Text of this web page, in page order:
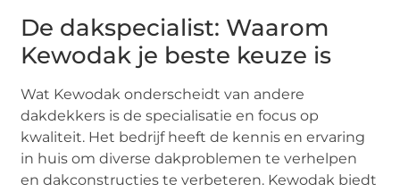
De dakspecialist: Waarom
Kewodak je beste keuze is
Wat Kewodak onderscheidt van andere
dakdekkers is de specialisatie en focus op
kwaliteit. Het bedrijf heeft de kennis en ervaring
in huis om diverse dakproblemen te verhelpen
en dakconstructies te verbeteren. Kewodak biedt